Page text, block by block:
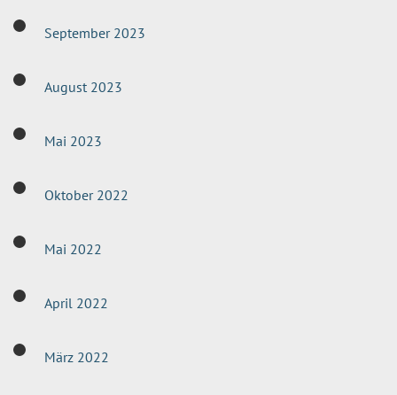
September 2023
August 2023
Mai 2023
Oktober 2022
Mai 2022
April 2022
März 2022